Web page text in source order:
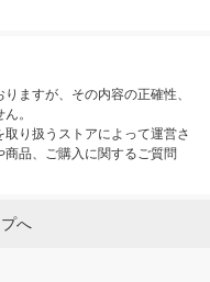
ますが、その内容の正確性、
。
り扱うストアによって運営さ
品、ご購入に関するご質問
へ